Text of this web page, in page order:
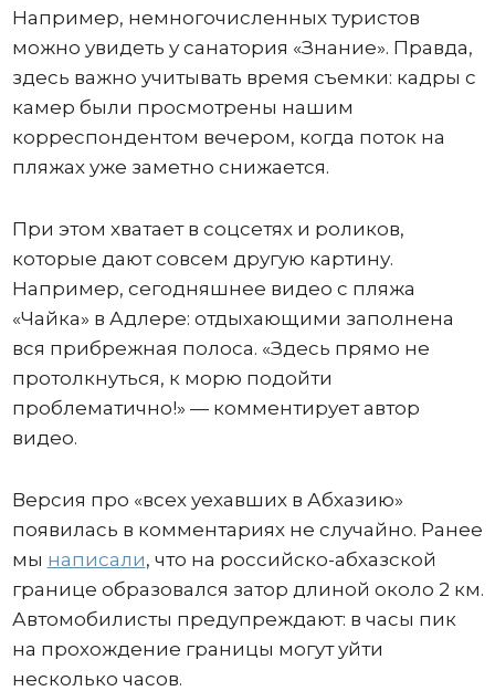
Например, немногочисленных туристов
можно увидеть у санатория «Знание». Правда,
здесь важно учитывать время съемки: кадры с
камер были просмотрены нашим
корреспондентом вечером, когда поток на
пляжах уже заметно снижается.
При этом хватает в соцсетях и роликов,
которые дают совсем другую картину.
Например, сегодняшнее видео с пляжа
«Чайка» в Адлере: отдыхающими заполнена
вся прибрежная полоса. «Здесь прямо не
протолкнуться, к морю подойти
проблематично!» — комментирует автор
видео.
Версия про «всех уехавших в Абхазию»
появилась в комментариях не случайно. Ранее
мы написали, что на российско-абхазской
границе образовался затор длиной около 2 км.
Автомобилисты предупреждают: в часы пик
на прохождение границы могут уйти
несколько часов.